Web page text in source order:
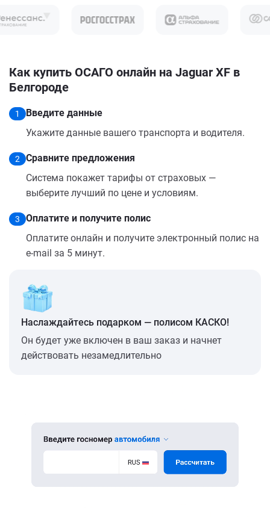
Как купить ОСАГО онлайн на Jaguar XF в
Белгороде
1
Введите данные
Укажите данные вашего транспорта и водителя.
2
Сравните предложения
Система покажет тарифы от страховых —
выберите лучший по цене и условиям.
3
Оплатите и получите полис
Оплатите онлайн и получите электронный полис на
e-mail за 5 минут.
Наслаждайтесь подарком — полисом КАСКО!
Он будет уже включен в ваш заказ и начнет
действовать незамедлительно